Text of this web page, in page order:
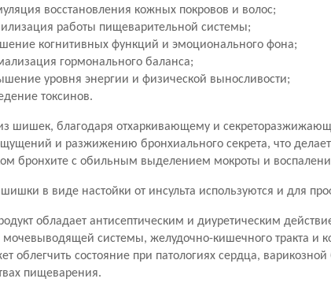
восстановления кожных покровов и волос;
работы пищеварительной системы;
когнитивных функций и эмоционального фона;
гормонального баланса;
уровня энергии и физической выносливости;
токсинов.
шишек, благодаря отхаркивающему и
и разжижению бронхиального секрета, что
бронхите с обильным выделением мокроты и
в виде настойки от инсульта используются и для
обладает антисептическим и диуретическим
мочевыводящей системы, желудочно-кишечного тракта
облегчить состояние при патологиях сердца,
пищеварения.